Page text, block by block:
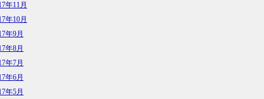
年11月
年10月
年9月
年8月
年7月
年6月
年5月